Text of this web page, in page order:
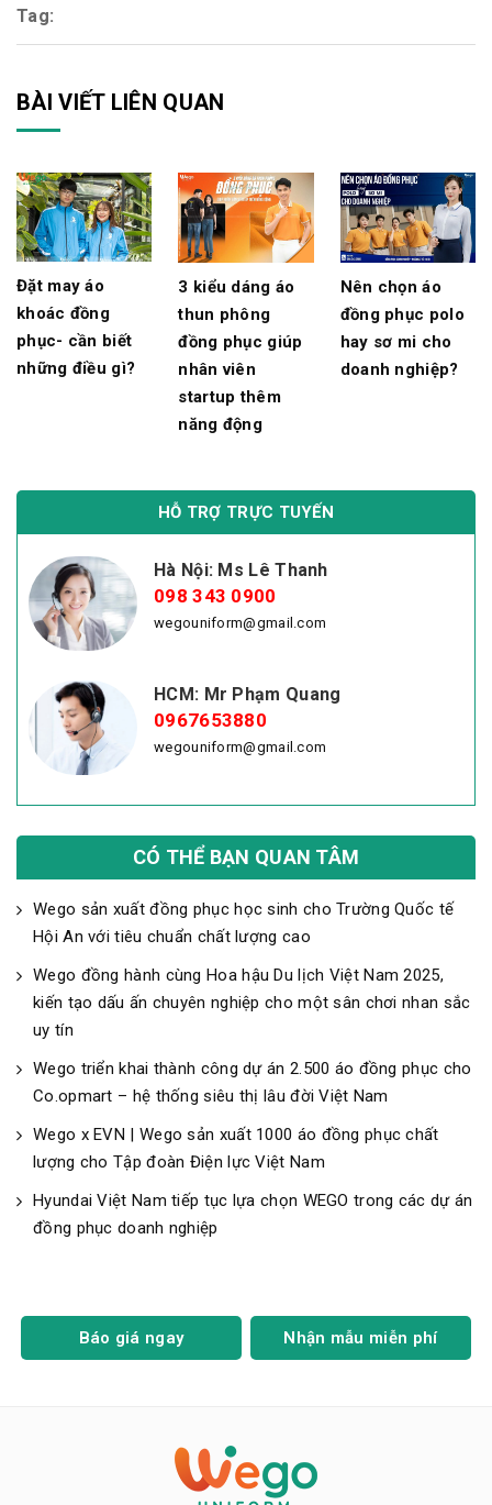
Tag:
BÀI VIẾT LIÊN QUAN
Đặt may áo
khoác đồng
phục- cần biết
những điều gì?
3 kiểu dáng áo
thun phông
đồng phục giúp
nhân viên
startup thêm
năng động
Nên chọn áo
đồng phục polo
hay sơ mi cho
doanh nghiệp?
HỖ TRỢ TRỰC TUYẾN
Hà Nội: Ms Lê Thanh
098 343 0900
wegouniform@gmail.com
HCM: Mr Phạm Quang
0967653880
wegouniform@gmail.com
CÓ THỂ BẠN QUAN TÂM
Wego sản xuất đồng phục học sinh cho Trường Quốc tế
Hội An với tiêu chuẩn chất lượng cao
Wego đồng hành cùng Hoa hậu Du lịch Việt Nam 2025,
kiến tạo dấu ấn chuyên nghiệp cho một sân chơi nhan sắc
uy tín
Wego triển khai thành công dự án 2.500 áo đồng phục cho
Co.opmart – hệ thống siêu thị lâu đời Việt Nam
Wego x EVN | Wego sản xuất 1000 áo đồng phục chất
lượng cho Tập đoàn Điện lực Việt Nam
Hyundai Việt Nam tiếp tục lựa chọn WEGO trong các dự án
đồng phục doanh nghiệp
Báo giá ngay Nhận mẫu miễn phí